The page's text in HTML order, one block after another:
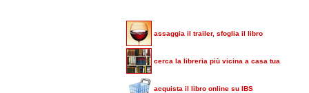
assaggia il trailer, sfoglia il libro
cerca la libreria più vicina a casa tua
acquista il libro online su IBS